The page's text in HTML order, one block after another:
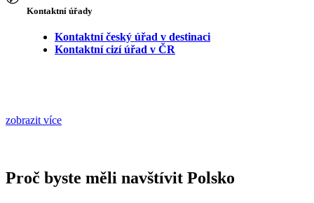
Kontaktní úřady
Kontaktní český úřad v destinaci
Kontaktní cizí úřad v ČR
zobrazit více
Proč byste měli navštívit Polsko